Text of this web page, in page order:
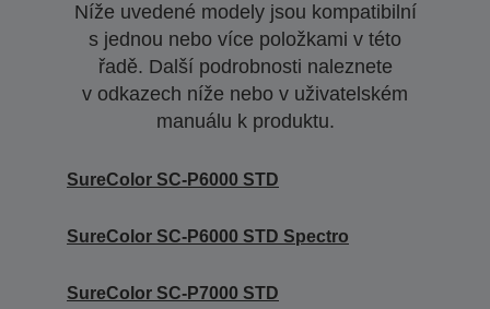
Níže uvedené modely jsou kompatibilní
s jednou nebo více položkami v této
řadě. Další podrobnosti naleznete
v odkazech níže nebo v uživatelském
manuálu k produktu.
SureColor SC-P6000 STD
SureColor SC-P6000 STD Spectro
SureColor SC-P7000 STD